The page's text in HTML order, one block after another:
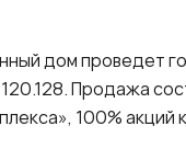
дом проведет
Продажа
100%